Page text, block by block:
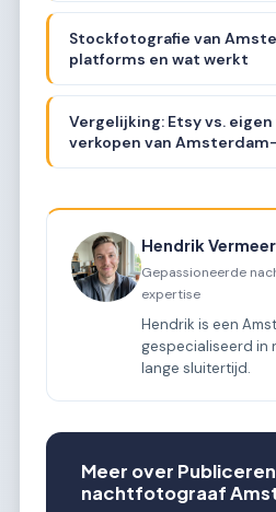
Stockfotografie van
platforms en wat werkt
Vergelijking: Etsy vs.
verkopen van
Hendrik Vermeer
Gepassioneerde
expertise
Hendrik is een
gespecialiseerd in
lange sluitertijd.
Meer over Publiceren
nachtfotograaf